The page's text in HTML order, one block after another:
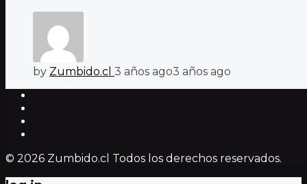
by Zumbido.cl 3 años ago3 años ago
© 2026 Zumbido.cl Todos los derechos reservados.